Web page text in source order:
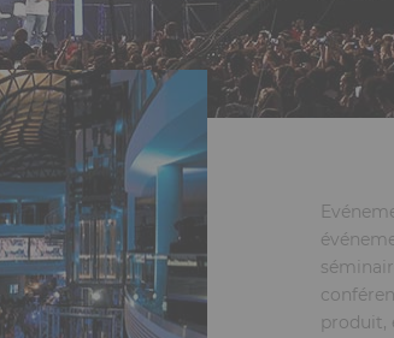
produit,